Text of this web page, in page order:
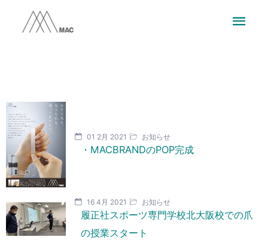
01 2月 2021 お知らせ
・MACBRANDのPOP完成
16 4月 2021 お知らせ
履正社スポーツ専門学校北大阪校での爪
の授業スタート